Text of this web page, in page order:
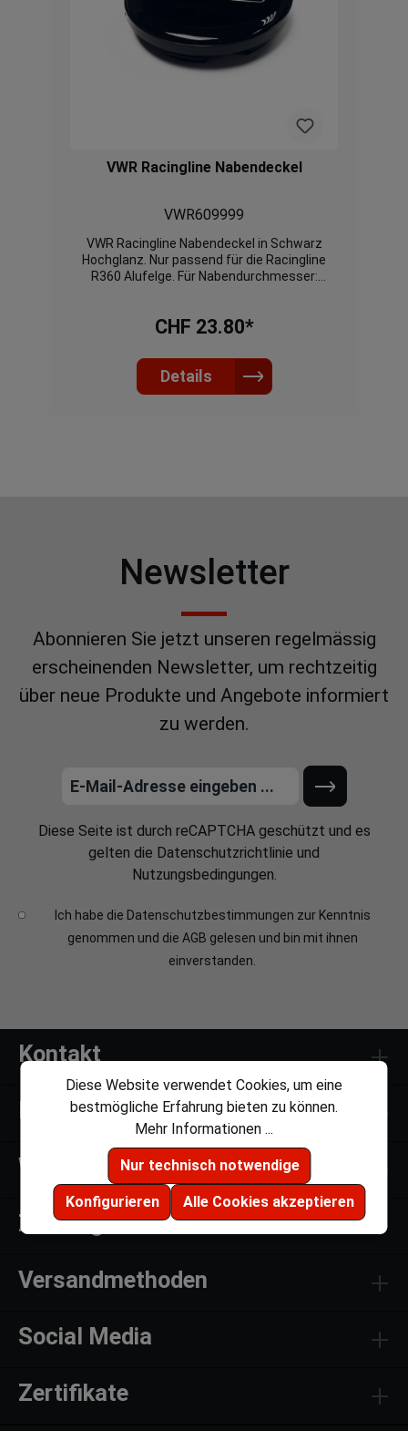
VWR Racingline Nabendeckel
VWR609999
VWR Racingline Nabendeckel in Schwarz
Hochglanz. Nur passend für die Racingline
R360 Alufelge. Für Nabendurchmesser:
CHF 23.80*
Details
Newsletter
Abonnieren Sie jetzt unseren regelmässig
erscheinenden Newsletter, um rechtzeitig
über neue Produkte und Angebote informiert
zu werden.
Diese Seite ist durch reCAPTCHA geschützt und es
gelten die Datenschutzrichtlinie und
Nutzungsbedingungen.
Ich habe die Datenschutzbestimmungen zur Kenntnis
genommen und die AGB gelesen und bin mit ihnen
einverstanden.
Kontakt
Links
Weiteres
Zahlungsmethoden
Versandmethoden
Social Media
Zertifikate
Diese Website verwendet Cookies, um eine
bestmögliche Erfahrung bieten zu können.
Mehr Informationen ...
Nur technisch notwendige
Konfigurieren Alle Cookies akzeptieren